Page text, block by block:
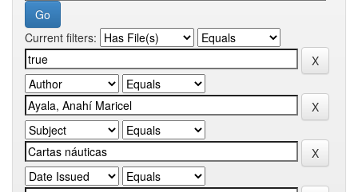
Current filters: